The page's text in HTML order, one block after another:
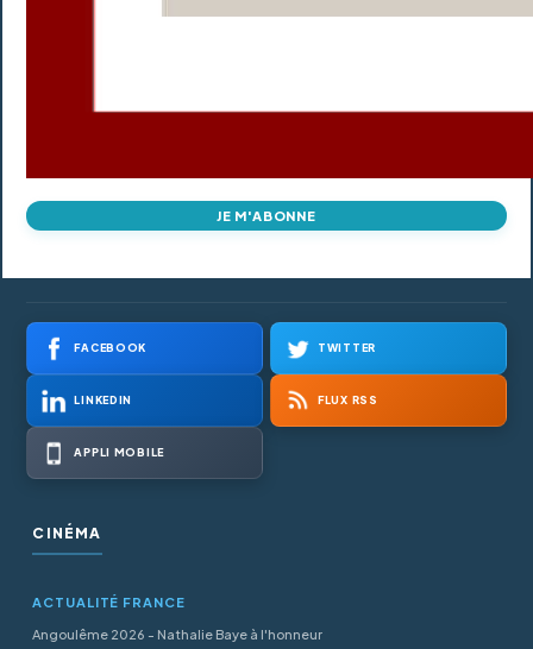
JE M'ABONNE
FACEBOOK TWITTER
LINKEDIN FLUX RSS
APPLI MOBILE
CINÉMA
ACTUALITÉ FRANCE
Angoulême 2026 - Nathalie Baye à l'honneur